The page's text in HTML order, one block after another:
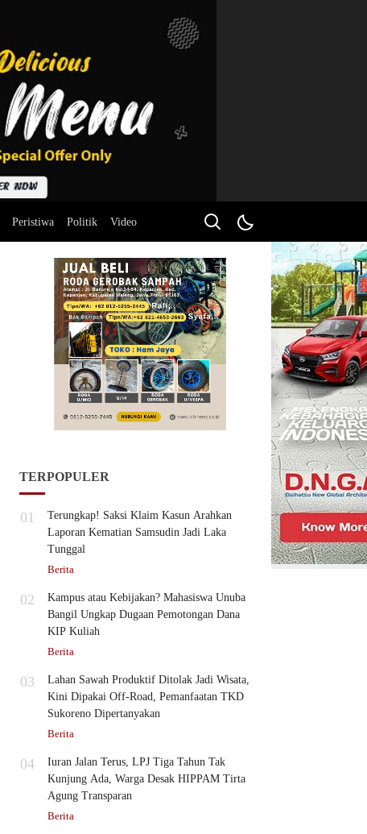
Peristiwa Politik Video
TERPOPULER
01
Terungkap! Saksi Klaim Kasun Arahkan
Laporan Kematian Samsudin Jadi Laka
Tunggal
Berita
02
Kampus atau Kebijakan? Mahasiswa Unuba
Bangil Ungkap Dugaan Pemotongan Dana
KIP Kuliah
Berita
03
Lahan Sawah Produktif Ditolak Jadi Wisata,
Kini Dipakai Off-Road, Pemanfaatan TKD
Sukoreno Dipertanyakan
Berita
04
Iuran Jalan Terus, LPJ Tiga Tahun Tak
Kunjung Ada, Warga Desak HIPPAM Tirta
Agung Transparan
Berita